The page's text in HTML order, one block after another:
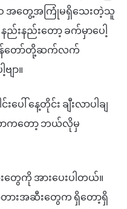
းဝ အတွေ့အကြုံမရှိသေးတဲ့သူ
ည်းနည်းတော့ ခက်မှာပေါ့
န်တော်တို့ဆက်လက်
ျာ။
ေါ် နေ့တိုင်း ချီးလာပါချ
ကတော့ ဘယ်လိုမှ
တွေကို အားပေးပါတယ်။
ားအဆီးတွေက ရှိတော့ရှိ